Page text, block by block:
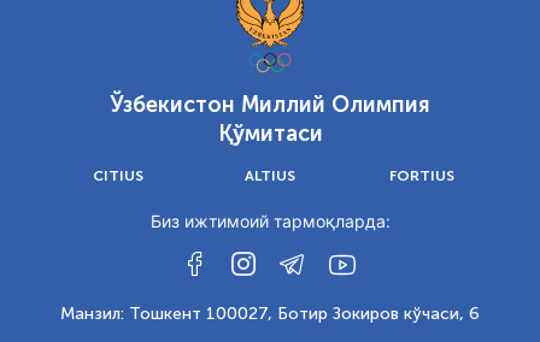
Ўзбекистон Миллий Олимпия
Қўмитаси
CITIUS ALTIUS FORTIUS
Биз ижтимоий тармоқларда:
Манзил: Тошкент 100027, Ботир Зокиров кўчаси, 6